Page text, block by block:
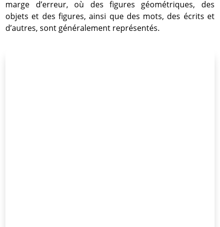
marge d’erreur, où des figures géométriques, des
objets et des figures, ainsi que des mots, des écrits et
d’autres, sont généralement représentés.